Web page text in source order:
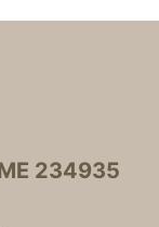
234935